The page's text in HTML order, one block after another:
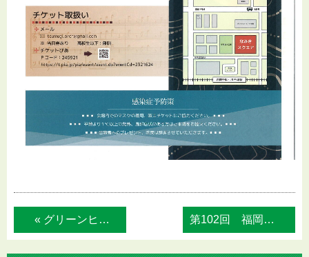
« グリーンヒルコール Autumn Con... 第102回 福岡親と子のよい映画を見る会... »